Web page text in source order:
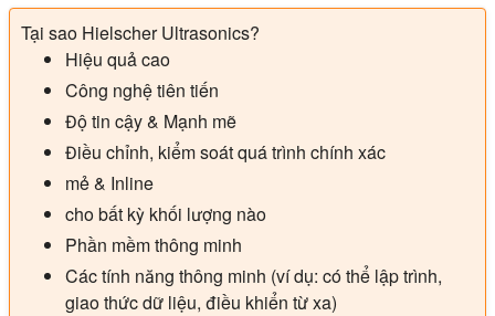
Tại sao Hielscher Ultrasonics?
Hiệu quả cao
Công nghệ tiên tiến
Độ tin cậy & Mạnh mẽ
Điều chỉnh, kiểm soát quá trình chính xác
mẻ & Inline
cho bất kỳ khối lượng nào
Phần mềm thông minh
Các tính năng thông minh (ví dụ: có thể lập trình,
giao thức dữ liệu, điều khiển từ xa)